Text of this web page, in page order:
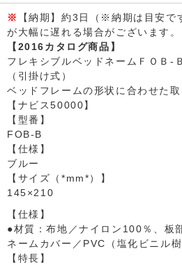
※
【納期】約3日（※納期は目安で
が大幅に遅れる場合がございます。
【2016カタログ商品】
フレキシブルベッドネームＦＯＢ-
（引掛け式）
ベッドフレームの形状に合わせた
【ナビス50000】
【型番】
FOB-B
【仕様】
ブルー
【サイズ（*mm*）】
145×210
【仕様】
●材質：布地／ナイロン100％、板
ネームカバー／PVC（塩化ビニル樹
【特長】